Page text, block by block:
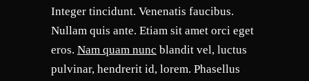
Integer tincidunt. Venenatis faucibus.
Nullam quis ante. Etiam sit amet orci eget
eros. Nam quam nunc blandit vel, luctus
pulvinar, hendrerit id, lorem. Phasellus